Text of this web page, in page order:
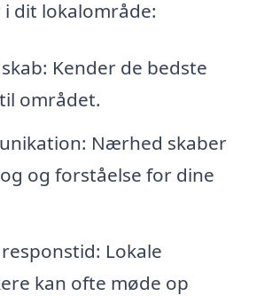
dit lokalområde:
Kender de bedste
området.
Nærhed skaber
og forståelse for dine
Lokale
kan ofte møde op